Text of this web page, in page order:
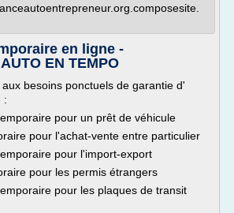
en ligne -
EN TEMPO
besoins ponctuels de garantie d'
:
pour un prêt de véhicule
pour l'achat-vente entre particulier
pour l'import-export
pour les permis étrangers
pour les plaques de transit